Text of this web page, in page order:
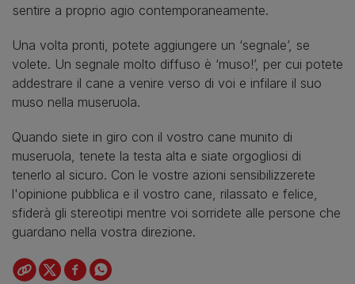
sentire a proprio agio contemporaneamente.
Una volta pronti, potete aggiungere un ‘segnale’, se
volete. Un segnale molto diffuso è ‘muso!’, per cui potete
addestrare il cane a venire verso di voi e infilare il suo
muso nella museruola.
Quando siete in giro con il vostro cane munito di
museruola, tenete la testa alta e siate orgogliosi di
tenerlo al sicuro. Con le vostre azioni sensibilizzerete
l'opinione pubblica e il vostro cane, rilassato e felice,
sfiderà gli stereotipi mentre voi sorridete alle persone che
guardano nella vostra direzione.